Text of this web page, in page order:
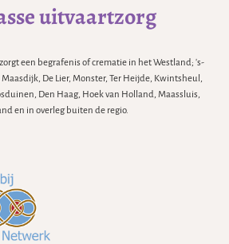
uitvaartzorg
een begrafenis of crematie in het Westland; 's-
De Lier, Monster, Ter Heijde, Kwintsheul,
Den Haag, Hoek van Holland, Maassluis,
en in overleg buiten de regio.